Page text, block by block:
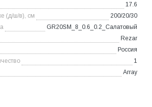
17.6
(д/ш/в), см
200/20/30
GR20SM_8_0.6_0.2_Салатовый
Rezar
Россия
1
Array